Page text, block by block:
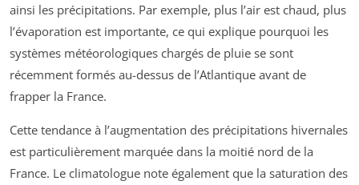
ainsi les précipitations. Par exemple, plus l’air est chaud, plus
l’évaporation est importante, ce qui explique pourquoi les
systèmes météorologiques chargés de pluie se sont
récemment formés au-dessus de l’Atlantique avant de
frapper la France.
Cette tendance à l’augmentation des précipitations hivernales
est particulièrement marquée dans la moitié nord de la
France. Le climatologue note également que la saturation des